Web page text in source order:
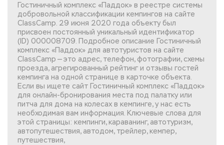
Гостиничный комплекс «Паддок» в реестре системы
добровольной классификации кемпингов на сайте
ClassCamp. 29 июня 2020 года объекту был
присвоен постоянный уникальный идентификатор
(ID) 000008709. Подробное описание Гостиничный
комплекс «Паддок» для автотуристов на сайте
ClassCamp — это адрес, телефон, фотографии, схемы
проезда, агрегированный рейтинг и отзывы гостей
кемпинга на одной странице в карточке объекта.
Если вы ищете сайт Гостиничный комплекс «Паддок»
для онлайн-бронирования места под палатку или
питча для дома на колесах в кемпинге, у нас есть
необходимая вам информация. Ключевые слова для
этой страницы: кемпинги, караванинг, автотуризм,
автопутешествия, автодом, трейлер, кемпер,
путешествия,